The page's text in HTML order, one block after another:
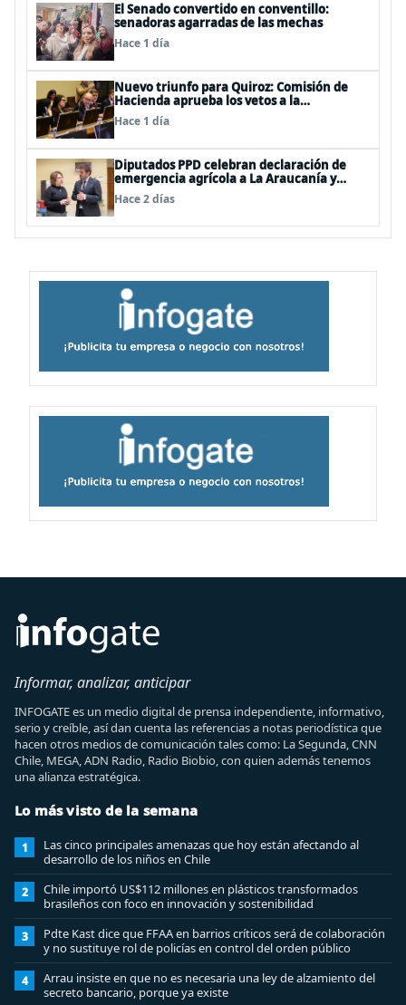
El Senado convertido en conventillo:
senadoras agarradas de las mechas
Hace 1 día
Nuevo triunfo para Quiroz: Comisión de
Hacienda aprueba los vetos a la
Megarreforma
Hace 1 día
Diputados PPD celebran declaración de
emergencia agrícola a La Araucanía y
piden agilizar ayudas económicas a
familias
Hace 2 días
Informar, analizar, anticipar
INFOGATE es un medio digital de prensa independiente, informativo,
serio y creíble, así dan cuenta las referencias a notas periodística que
hacen otros medios de comunicación tales como: La Segunda, CNN
Chile, MEGA, ADN Radio, Radio Biobio, con quien además tenemos
una alianza estratégica.
Lo más visto de la semana
1
Las cinco principales amenazas que hoy están afectando al
desarrollo de los niños en Chile
2
Chile importó US$112 millones en plásticos transformados
brasileños con foco en innovación y sostenibilidad
3
Pdte Kast dice que FFAA en barrios críticos será de colaboración
y no sustituye rol de policías en control del orden público
4
Arrau insiste en que no es necesaria una ley de alzamiento del
secreto bancario, porque ya existe